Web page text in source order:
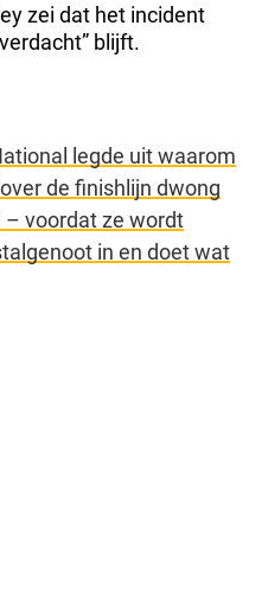
zei dat het incident
blijft.
legde uit waarom
de finishlijn dwong
– voordat ze wordt
in en doet wat